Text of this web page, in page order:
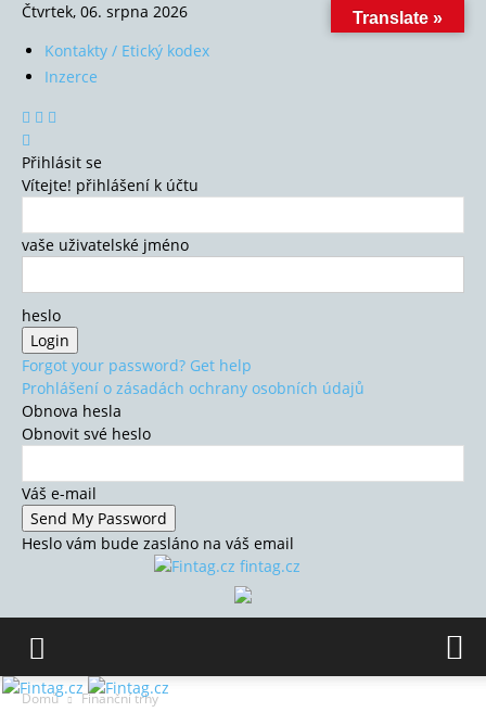
Čtvrtek, 06. srpna 2026
Kontakty / Etický kodex
Inzerce
Přihlásit se
Vítejte! přihlášení k účtu
vaše uživatelské jméno
heslo
Forgot your password? Get help
Prohlášení o zásadách ochrany osobních údajů
Obnova hesla
Obnovit své heslo
Váš e-mail
Heslo vám bude zasláno na váš email
fintag.cz
Domů Finanční trhy
Translate »